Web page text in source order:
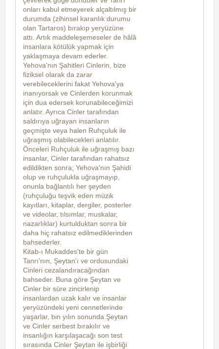
onları kabul etmeyerek alçaltılmış bir
durumda (zihinsel karanlık durumu
olan Tartaros) bırakıp yeryüzüne
attı. Artık maddeleşemeseler de hâlâ
insanlara kötülük yapmak için
yaklaşmaya devam ederler.
Yehova'nın Şahitleri Cinlerin, bize
fiziksel olarak da zarar
verebileceklerini fakat Yehova'ya
inanıyorsak ve Cinlerden korunmak
için dua edersek korunabileceğimizi
anlatır. Ayrıca Cinler tarafından
saldırıya uğrayan insanların
geçmişte veya halen Ruhçuluk ile
uğraşmış olabilecekleri anlatılır.
Önceleri Ruhçuluk ile uğraşmış bazı
insanlar, Cinler tarafından rahatsız
edildikten sonra; Yehova'nın Şahidi
olup ve ruhçulukla uğraşmayıp,
onunla bağlantılı her şeyden
(ruhçuluğu teşvik eden müzik
kayıtları, kitaplar, dergiler, posterler
ve videolar, tılsımlar, muskalar,
nazarlıklar) kurtulduktan sonra bir
daha hiç rahatsız edilmediklerinden
bahsederler.
Kitab-ı Mukaddes'te bir gün
Tanrı'nın, Şeytan'ı ve ordusundaki
Cinleri cezalandıracağından
bahseder. Buna göre Şeytan ve
Cinler bir süre zincirlenip
insanlardan uzak kalır ve insanlar
yeryüzündeki yeni cennetlerinde
yaşarlar, bin yılın sonunda Şeytan
ve Cinler serbest bırakılır ve
insanlığın karşılaşacağı son test
sırasında Cinler Şeytan ile işbirliği